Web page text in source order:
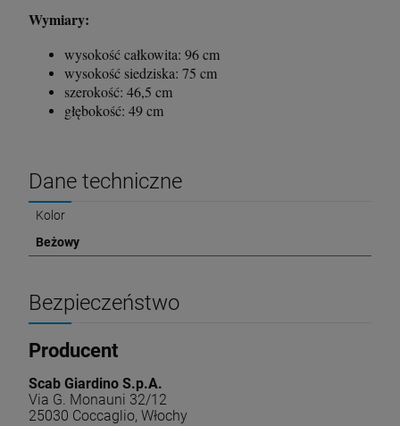
Wymiary:
wysokość całkowita: 96 cm
wysokość siedziska: 75 cm
szerokość: 46,5 cm
głębokość: 49 cm
Dane techniczne
Kolor
Beżowy
Bezpieczeństwo
Producent
Scab Giardino S.p.A.
Via G. Monauni 32/12
25030 Coccaglio, Włochy